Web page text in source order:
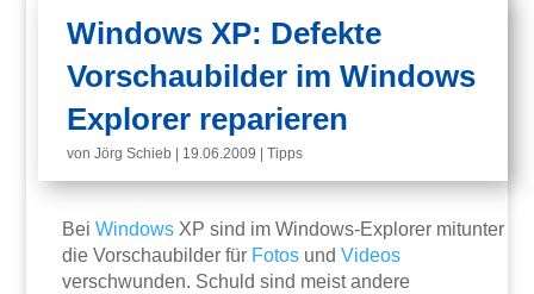
Windows XP: Defekte
Vorschaubilder im Windows
Explorer reparieren
vonJörg Schieb 19.06.2009 |Tipps
BeiWindows XP sind im Windows-Explorer mitunter
die Vorschaubilder für Fotos undVideos
verschwunden. Schuld sind meist andere